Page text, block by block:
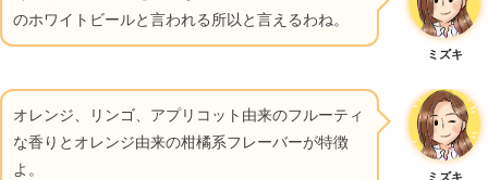
のホワイトビールと言われる所以と言えるわね。
ミズキ
オレンジ、リンゴ、アプリコット由来のフルーティ
な香りとオレンジ由来の柑橘系フレーバーが特徴
よ。
ミズキ